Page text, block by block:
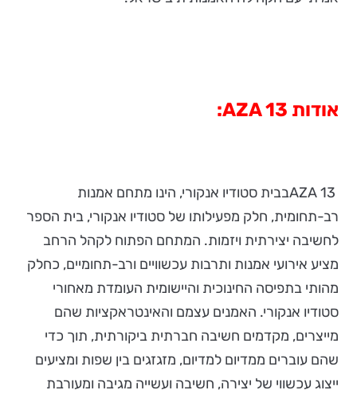
אודות AZA 13
:
AZA 13בבית סטודיו אנקורי, הינו מתחם אמנות
רב-תחומית, חלק מפעילותו של סטודיו אנקורי, בית הספר
לחשיבה יצירתית ויזמות. המתחם הפתוח לקהל הרחב
מציע אירועי אמנות ותרבות עכשוויים ורב-תחומיים, כחלק
מהותי בתפיסה החינוכית והיישומית העומדת מאחורי
סטודיו אנקורי. האמנים עצמם והאינטראקציות שהם
מייצרים, מקדמים חשיבה חברתית ביקורתית, תוך כדי
שהם עוברים ממדיום למדיום, מזגזגים בין שפות ומציעים
ייצוג עכשווי של יצירה, חשיבה ועשייה מגיבה ומעורבת